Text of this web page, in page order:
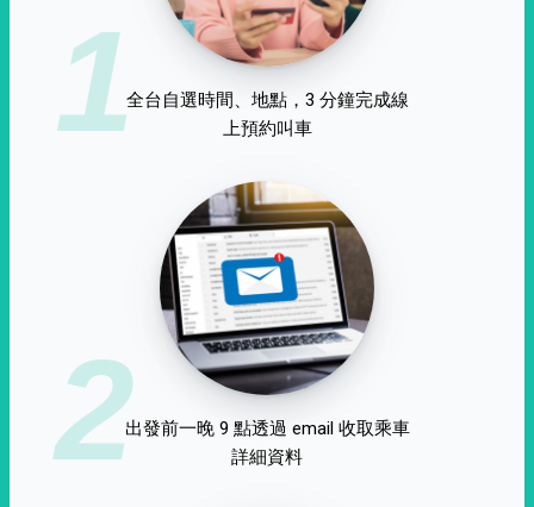
1全台自選時間、地點，3 分鐘完成線
上預約叫車
2出發前一晚 9 點透過 email 收取乘車
詳細資料